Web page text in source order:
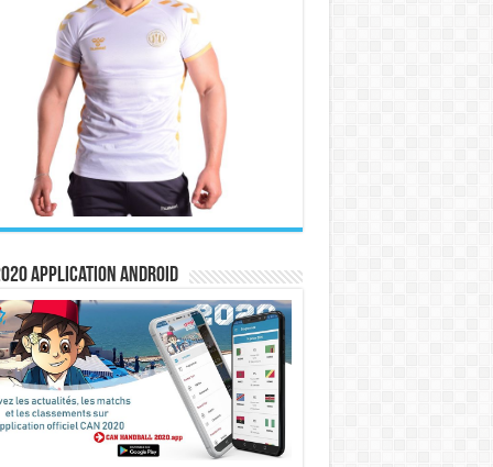
Application Android